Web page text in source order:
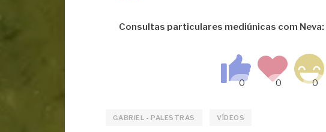
Consultas particulares mediúnicas com Neva:
GABRIEL - PALESTRAS VÍDEOS